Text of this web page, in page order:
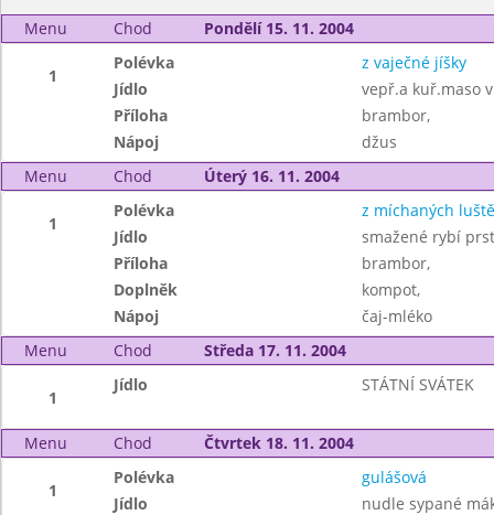
Menu Chod Pondělí 15. 11. 2004
1
Polévka
z vaječné jíšky
Jídlo
vepř.a kuř.maso
Příloha
brambor,
Nápoj
džus
Menu
Chod Úterý 16. 11. 2004
1
Polévka
z míchaných
Jídlo
smažené rybí
Příloha
brambor,
Doplněk
kompot,
Nápoj
čaj-mléko
Menu
Chod Středa 17. 11. 2004
1
Jídlo STÁTNÍ SVÁTEK
Menu Chod Čtvrtek 18. 11. 2004
1
Polévka
gulášová
Jídlo
nudle sypané